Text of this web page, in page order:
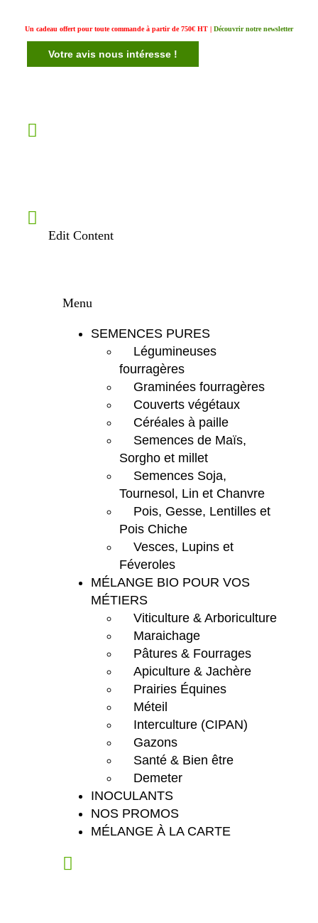
Un cadeau offert pour toute commande à partir de 750€ HT | Découvrir notre newsletter
Votre avis nous intéresse !
Edit Content
Menu
SEMENCES PURES
Légumineuses
fourragères
Graminées fourragères
Couverts végétaux
Céréales à paille
Semences de Maïs,
Sorgho et millet
Semences Soja,
Tournesol, Lin et Chanvre
Pois, Gesse, Lentilles et
Pois Chiche
Vesces, Lupins et
Féveroles
MÉLANGE BIO POUR VOS
MÉTIERS
Viticulture & Arboriculture
Maraichage
Pâtures & Fourrages
Apiculture & Jachère
Prairies Équines
Méteil
Interculture (CIPAN)
Gazons
Santé & Bien être
Demeter
INOCULANTS
NOS PROMOS
MÉLANGE À LA CARTE